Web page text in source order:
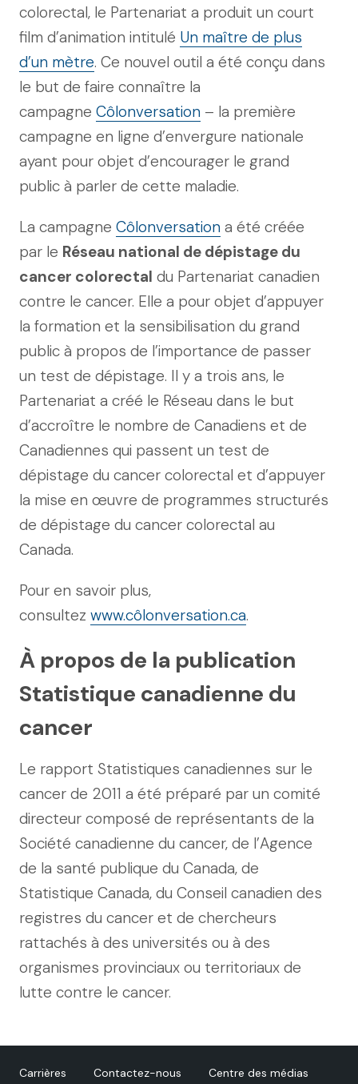
colorectal, le Partenariat a produit un court
film d’animation intitulé Un maître de plus
d’un mètre. Ce nouvel outil a été conçu dans
le but de faire connaître la
campagne Côlonversation – la première
campagne en ligne d’envergure nationale
ayant pour objet d’encourager le grand
public à parler de cette maladie.
La campagne Côlonversation a été créée
par le Réseau national de dépistage du
cancer colorectal du Partenariat canadien
contre le cancer. Elle a pour objet d’appuyer
la formation et la sensibilisation du grand
public à propos de l’importance de passer
un test de dépistage. Il y a trois ans, le
Partenariat a créé le Réseau dans le but
d’accroître le nombre de Canadiens et de
Canadiennes qui passent un test de
dépistage du cancer colorectal et d’appuyer
la mise en œuvre de programmes structurés
de dépistage du cancer colorectal au
Canada.
Pour en savoir plus,
consultez www.côlonversation.ca.
À propos de la publication
Statistique canadienne du
cancer
Le rapport Statistiques canadiennes sur le
cancer de 2011 a été préparé par un comité
directeur composé de représentants de la
Société canadienne du cancer, de l’Agence
de la santé publique du Canada, de
Statistique Canada, du Conseil canadien des
registres du cancer et de chercheurs
rattachés à des universités ou à des
organismes provinciaux ou territoriaux de
lutte contre le cancer.
Carrières Contactez-nous
Centre des médias